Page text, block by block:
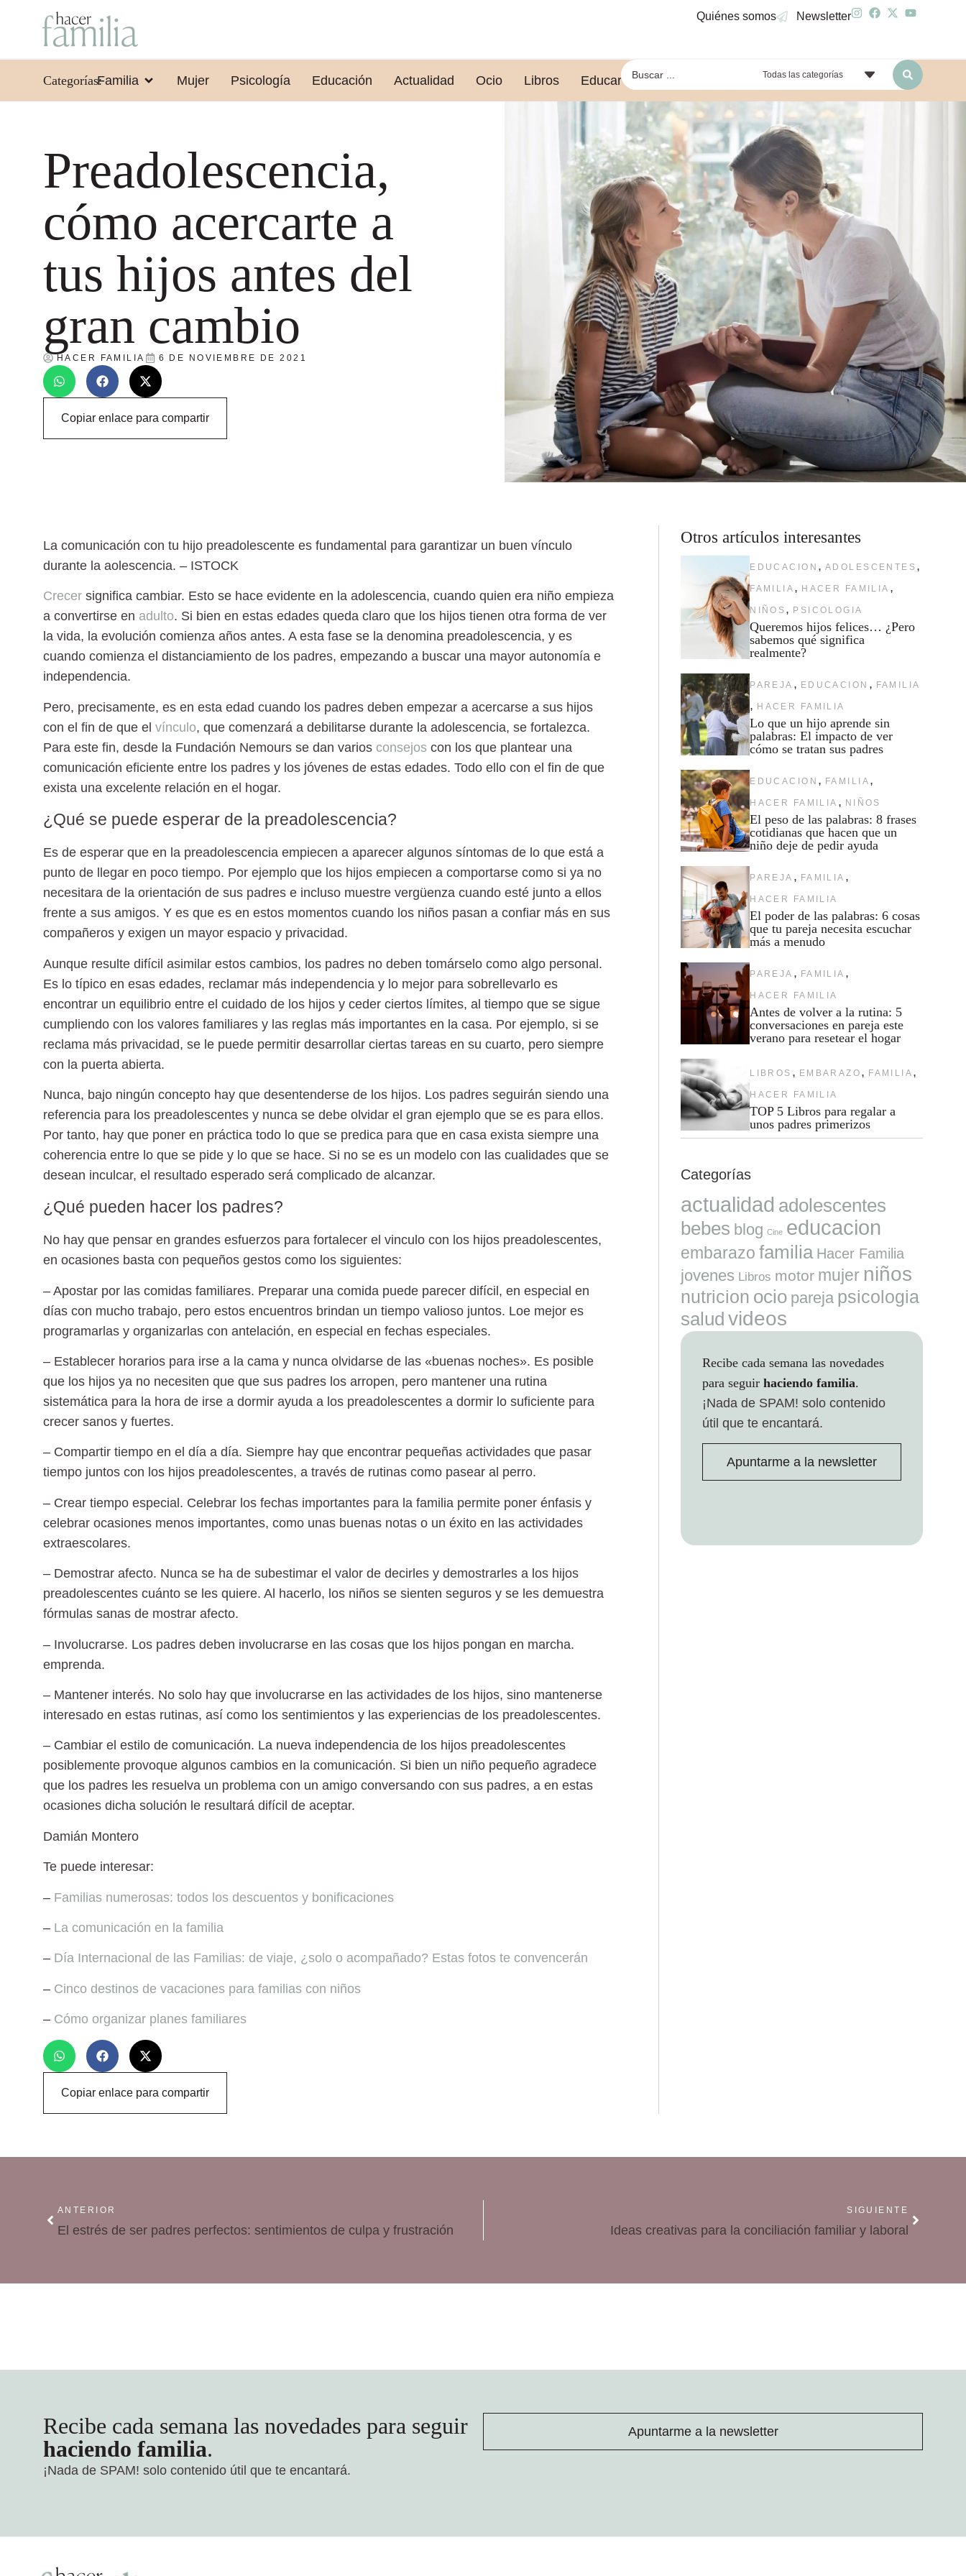
Quiénes somos Newsletter
Categorías:Familia Mujer Psicología Educación Actualidad Ocio Libros Educar leyendo Todas las categorías
Preadolescencia,
cómo acercarte a
tus hijos antes del
gran cambio
HACER FAMILIA 6 DE NOVIEMBRE DE 2021
Copiar enlace para compartir
La comunicación con tu hijo preadolescente es fundamental para garantizar un buen vínculo
durante la aolescencia. – ISTOCK
Crecer significa cambiar. Esto se hace evidente en la adolescencia, cuando quien era niño empieza
a convertirse en adulto. Si bien en estas edades queda claro que los hijos tienen otra forma de ver
la vida, la evolución comienza años antes. A esta fase se la denomina preadolescencia, y es
cuando comienza el distanciamiento de los padres, empezando a buscar una mayor autonomía e
independencia.
Pero, precisamente, es en esta edad cuando los padres deben empezar a acercarse a sus hijos
con el fin de que el vínculo, que comenzará a debilitarse durante la adolescencia, se fortalezca.
Para este fin, desde la Fundación Nemours se dan varios consejos con los que plantear una
comunicación eficiente entre los padres y los jóvenes de estas edades. Todo ello con el fin de que
exista una excelente relación en el hogar.
¿Qué se puede esperar de la preadolescencia?
Es de esperar que en la preadolescencia empiecen a aparecer algunos síntomas de lo que está a
punto de llegar en poco tiempo. Por ejemplo que los hijos empiecen a comportarse como si ya no
necesitara de la orientación de sus padres e incluso muestre vergüenza cuando esté junto a ellos
frente a sus amigos. Y es que es en estos momentos cuando los niños pasan a confiar más en sus
compañeros y exigen un mayor espacio y privacidad.
Aunque resulte difícil asimilar estos cambios, los padres no deben tomárselo como algo personal.
Es lo típico en esas edades, reclamar más independencia y lo mejor para sobrellevarlo es
encontrar un equilibrio entre el cuidado de los hijos y ceder ciertos límites, al tiempo que se sigue
cumpliendo con los valores familiares y las reglas más importantes en la casa. Por ejemplo, si se
reclama más privacidad, se le puede permitir desarrollar ciertas tareas en su cuarto, pero siempre
con la puerta abierta.
Nunca, bajo ningún concepto hay que desentenderse de los hijos. Los padres seguirán siendo una
referencia para los preadolescentes y nunca se debe olvidar el gran ejemplo que se es para ellos.
Por tanto, hay que poner en práctica todo lo que se predica para que en casa exista siempre una
coherencia entre lo que se pide y lo que se hace. Si no se es un modelo con las cualidades que se
desean inculcar, el resultado esperado será complicado de alcanzar.
¿Qué pueden hacer los padres?
No hay que pensar en grandes esfuerzos para fortalecer el vinculo con los hijos preadolescentes,
en ocasiones basta con pequeños gestos como los siguientes:
– Apostar por las comidas familiares. Preparar una comida puede parecer difícil, en especial en
días con mucho trabajo, pero estos encuentros brindan un tiempo valioso juntos. Loe mejor es
programarlas y organizarlas con antelación, en especial en fechas especiales.
– Establecer horarios para irse a la cama y nunca olvidarse de las «buenas noches». Es posible
que los hijos ya no necesiten que que sus padres los arropen, pero mantener una rutina
sistemática para la hora de irse a dormir ayuda a los preadolescentes a dormir lo suficiente para
crecer sanos y fuertes.
– Compartir tiempo en el día a día. Siempre hay que encontrar pequeñas actividades que pasar
tiempo juntos con los hijos preadolescentes, a través de rutinas como pasear al perro.
– Crear tiempo especial. Celebrar los fechas importantes para la familia permite poner énfasis y
celebrar ocasiones menos importantes, como unas buenas notas o un éxito en las actividades
extraescolares.
– Demostrar afecto. Nunca se ha de subestimar el valor de decirles y demostrarles a los hijos
preadolescentes cuánto se les quiere. Al hacerlo, los niños se sienten seguros y se les demuestra
fórmulas sanas de mostrar afecto.
– Involucrarse. Los padres deben involucrarse en las cosas que los hijos pongan en marcha.
emprenda.
– Mantener interés. No solo hay que involucrarse en las actividades de los hijos, sino mantenerse
interesado en estas rutinas, así como los sentimientos y las experiencias de los preadolescentes.
– Cambiar el estilo de comunicación. La nueva independencia de los hijos preadolescentes
posiblemente provoque algunos cambios en la comunicación. Si bien un niño pequeño agradece
que los padres les resuelva un problema con un amigo conversando con sus padres, a en estas
ocasiones dicha solución le resultará difícil de aceptar.
Damián Montero
Te puede interesar:
– Familias numerosas: todos los descuentos y bonificaciones
– La comunicación en la familia
– Día Internacional de las Familias: de viaje, ¿solo o acompañado? Estas fotos te convencerán
– Cinco destinos de vacaciones para familias con niños
– Cómo organizar planes familiares
Copiar enlace para compartir
Otros artículos interesantes
EDUCACION , ADOLESCENTES ,
FAMILIA , HACER FAMILIA ,
NIÑOS , PSICOLOGIA
Queremos hijos felices… ¿Pero
sabemos qué significa
realmente?
PAREJA , EDUCACION , FAMILIA
, HACER FAMILIA
Lo que un hijo aprende sin
palabras: El impacto de ver
cómo se tratan sus padres
EDUCACION , FAMILIA ,
HACER FAMILIA , NIÑOS
El peso de las palabras: 8 frases
cotidianas que hacen que un
niño deje de pedir ayuda
PAREJA , FAMILIA ,
HACER FAMILIA
El poder de las palabras: 6 cosas
que tu pareja necesita escuchar
más a menudo
PAREJA , FAMILIA ,
HACER FAMILIA
Antes de volver a la rutina: 5
conversaciones en pareja este
verano para resetear el hogar
LIBROS , EMBARAZO , FAMILIA ,
HACER FAMILIA
TOP 5 Libros para regalar a
unos padres primerizos
Categorías
actualidad adolescentes
bebes blog Cine educacion
embarazo familia Hacer Familia
jovenes Libros motor mujer niños
nutricion ocio pareja psicologia
salud videos
Recibe cada semana las novedades
para seguir haciendo familia.
¡Nada de SPAM! solo contenido
útil que te encantará.
Apuntarme a la newsletter
ANTERIOR
El estrés de ser padres perfectos: sentimientos de culpa y frustración
SIGUIENTE
Ideas creativas para la conciliación familiar y laboral
Recibe cada semana las novedades para seguir
haciendo familia.
¡Nada de SPAM! solo contenido útil que te encantará.
Apuntarme a la newsletter